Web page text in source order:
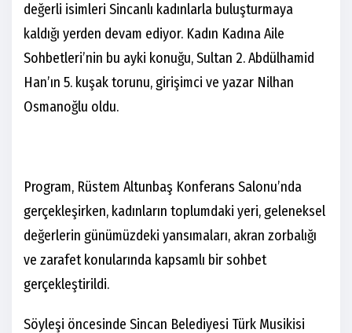
değerli isimleri Sincanlı kadınlarla buluşturmaya
kaldığı yerden devam ediyor. Kadın Kadına Aile
Sohbetleri’nin bu ayki konuğu, Sultan 2. Abdülhamid
Han’ın 5. kuşak torunu, girişimci ve yazar Nilhan
Osmanoğlu oldu.
Program, Rüstem Altunbaş Konferans Salonu’nda
gerçekleşirken, kadınların toplumdaki yeri, geleneksel
değerlerin günümüzdeki yansımaları, akran zorbalığı
ve zarafet konularında kapsamlı bir sohbet
gerçekleştirildi.
Söyleşi öncesinde Sincan Belediyesi Türk Musikisi